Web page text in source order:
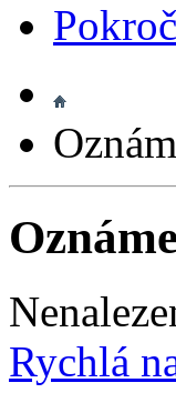
Rychlá